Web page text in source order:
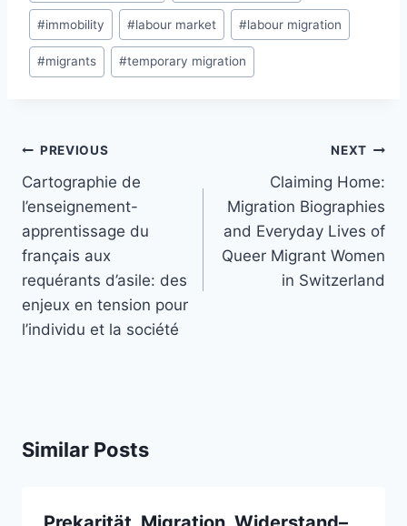
#immobility #labour market #labour migration
#migrants #temporary migration
Post
navigation
PREVIOUS
Cartographie de
l’enseignement-
apprentissage du
français aux
requérants d’asile: des
enjeux en tension pour
l’individu et la société
NEXT
Claiming Home:
Migration Biographies
and Everyday Lives of
Queer Migrant Women
in Switzerland
Similar Posts